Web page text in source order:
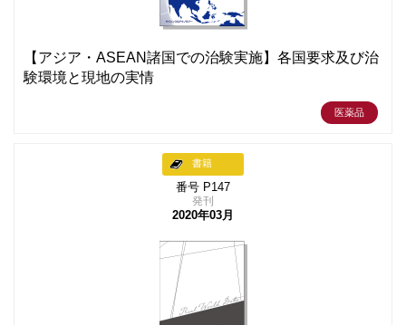
【アジア・ASEAN諸国での治験実施】各国要求及び治
験環境と現地の実情
医薬品
書籍
番号 P147
発刊
2020年03月